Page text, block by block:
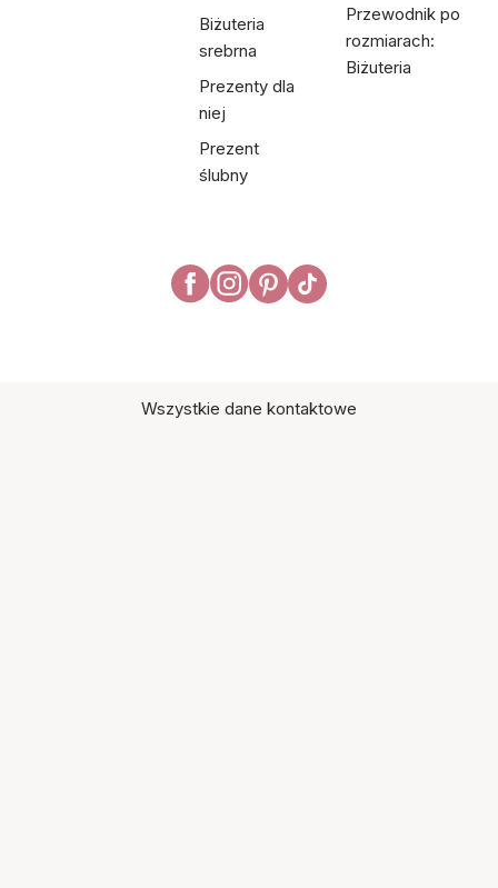
Biżuteria
srebrna
Prezenty dla
niej
Prezent
ślubny
Przewodnik po
rozmiarach:
Biżuteria
Wszystkie dane kontaktowe